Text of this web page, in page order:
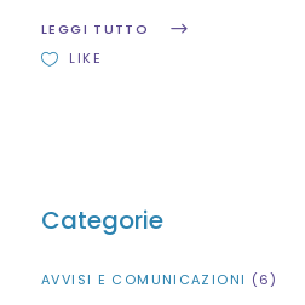
LEGGI TUTTO
LIKE
Categorie
AVVISI E COMUNICAZIONI (6)